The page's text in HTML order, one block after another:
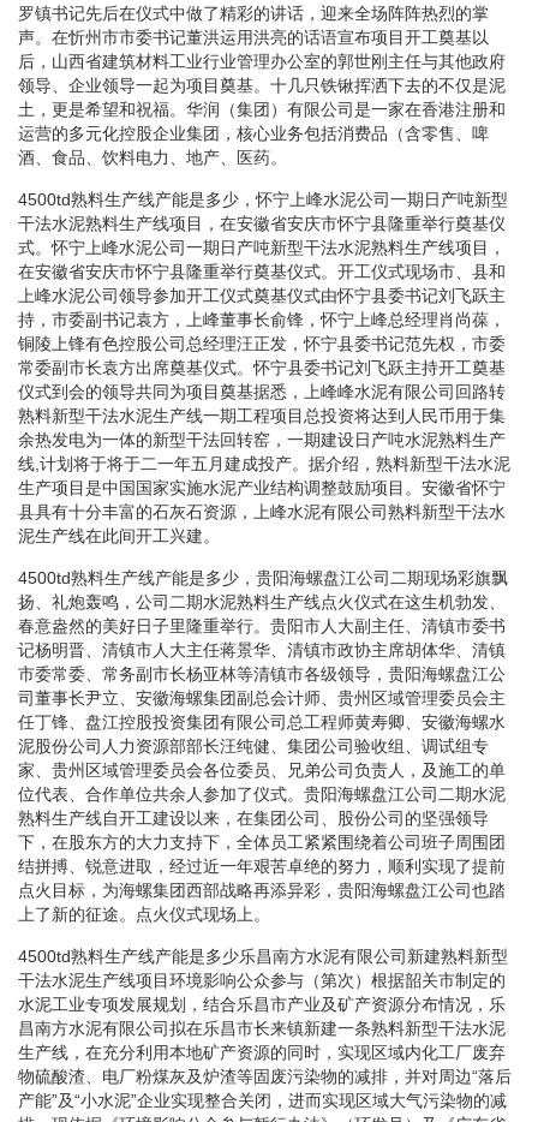
罗镇书记先后在仪式中做了精彩的讲话，迎来全场阵阵热烈的掌
声。在忻州市市委书记董洪运用洪亮的话语宣布项目开工奠基以
后，山西省建筑材料工业行业管理办公室的郭世刚主任与其他政府
领导、企业领导一起为项目奠基。十几只铁锹挥洒下去的不仅是泥
土，更是希望和祝福。华润（集团）有限公司是一家在香港注册和
运营的多元化控股企业集团，核心业务包括消费品（含零售、啤
酒、食品、饮料电力、地产、医药。
4500td熟料生产线产能是多少，怀宁上峰水泥公司一期日产吨新型
干法水泥熟料生产线项目，在安徽省安庆市怀宁县隆重举行奠基仪
式。怀宁上峰水泥公司一期日产吨新型干法水泥熟料生产线项目，
在安徽省安庆市怀宁县隆重举行奠基仪式。开工仪式现场市、县和
上峰水泥公司领导参加开工仪式奠基仪式由怀宁县委书记刘飞跃主
持，市委副书记袁方，上峰董事长俞锋，怀宁上峰总经理肖尚葆，
铜陵上锋有色控股公司总经理汪正发，怀宁县委书记范先权，市委
常委副市长袁方出席奠基仪式。怀宁县委书记刘飞跃主持开工奠基
仪式到会的领导共同为项目奠基据悉，上峰峰水泥有限公司回路转
熟料新型干法水泥生产线一期工程项目总投资将达到人民币用于集
余热发电为一体的新型干法回转窑，一期建设日产吨水泥熟料生产
线,计划将于将于二一年五月建成投产。据介绍，熟料新型干法水泥
生产项目是中国国家实施水泥产业结构调整鼓励项目。安徽省怀宁
县具有十分丰富的石灰石资源，上峰水泥有限公司熟料新型干法水
泥生产线在此间开工兴建。
4500td熟料生产线产能是多少，贵阳海螺盘江公司二期现场彩旗飘
扬、礼炮轰鸣，公司二期水泥熟料生产线点火仪式在这生机勃发、
春意盎然的美好日子里隆重举行。贵阳市人大副主任、清镇市委书
记杨明晋、清镇市人大主任蒋景华、清镇市政协主席胡体华、清镇
市委常委、常务副市长杨亚林等清镇市各级领导，贵阳海螺盘江公
司董事长尹立、安徽海螺集团副总会计师、贵州区域管理委员会主
任丁锋、盘江控股投资集团有限公司总工程师黄寿卿、安徽海螺水
泥股份公司人力资源部部长汪纯健、集团公司验收组、调试组专
家、贵州区域管理委员会各位委员、兄弟公司负责人，及施工的单
位代表、合作单位共余人参加了仪式。贵阳海螺盘江公司二期水泥
熟料生产线自开工建设以来，在集团公司、股份公司的坚强领导
下，在股东方的大力支持下，全体员工紧紧围绕着公司班子周围团
结拼搏、锐意进取，经过近一年艰苦卓绝的努力，顺利实现了提前
点火目标，为海螺集团西部战略再添异彩，贵阳海螺盘江公司也踏
上了新的征途。点火仪式现场上。
4500td熟料生产线产能是多少乐昌南方水泥有限公司新建熟料新型
干法水泥生产线项目环境影响公众参与（第次）根据韶关市制定的
水泥工业专项发展规划，结合乐昌市产业及矿产资源分布情况，乐
昌南方水泥有限公司拟在乐昌市长来镇新建一条熟料新型干法水泥
生产线，在充分利用本地矿产资源的同时，实现区域内化工厂废弃
物硫酸渣、电厂粉煤灰及炉渣等固废污染物的减排，并对周边“落后
产能”及“小水泥”企业实现整合关闭，进而实现区域大气污染物的减